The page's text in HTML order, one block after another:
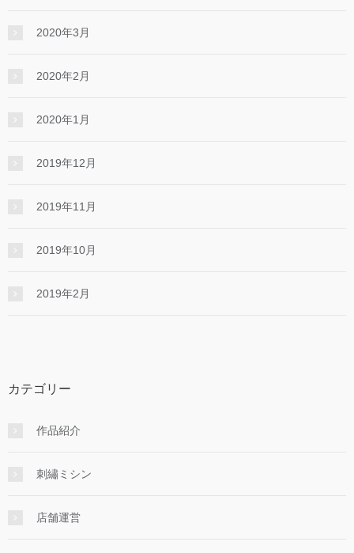
2020年3月
2020年2月
2020年1月
2019年12月
2019年11月
2019年10月
2019年2月
カテゴリー
作品紹介
刺繡ミシン
店舗運営